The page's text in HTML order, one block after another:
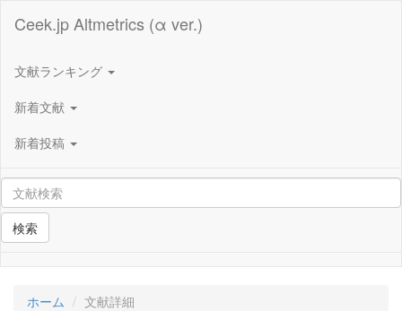
Ceek.jp Altmetrics (α ver.)
文献ランキング
新着文献
新着投稿
検索
ホーム 文献詳細